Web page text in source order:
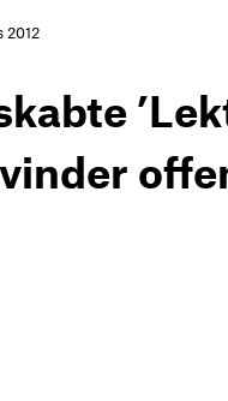
2012
vinder